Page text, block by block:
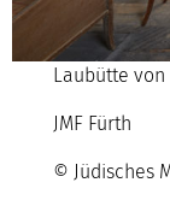
Laubütte von
JMF Fürth
© Jüdisches